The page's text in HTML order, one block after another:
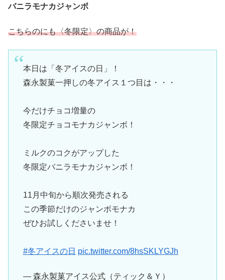
バニラモナカジャンボ
こちらのにも〈冬限定〉の商品が！
本日は「冬アイスの日」！
森永製菓一押しの冬アイス１つ目は・・・
今だけチョコ増量の
冬限定チョコモナカジャンボ！
ミルクのコクがアップした
冬限定バニラモナカジャンボ！
11月中旬から順次発売される
この季節だけのジャンボモナカ
ぜひお試しくださいませ！
#冬アイスの日 pic.twitter.com/8hsSKLYGJh
— 森永製菓アイス公式（ティック＆Ｙ）